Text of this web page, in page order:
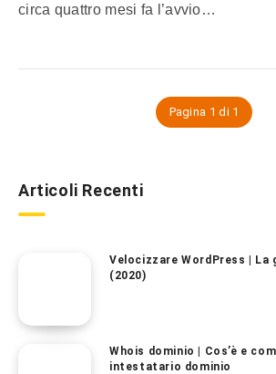
circa quattro mesi fa l’avvio…
Pagina 1 di 1
Articoli Recenti
Velocizzare WordPress | La
(2020)
Whois dominio | Cos’è e
intestatario dominio